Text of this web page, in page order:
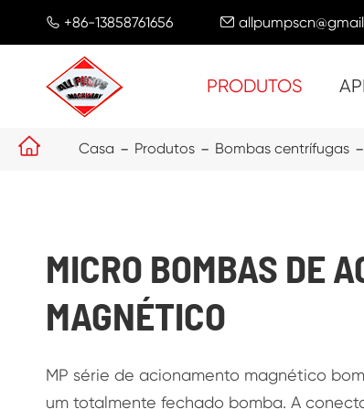
 +86-13858761656 
PRODUTOS
 Casa Produtos Bombas centrífugas
MICRO BOMBAS DE
MAGNÉTICO
MP série de acionamento magnético
um totalmente fechado bomba. A